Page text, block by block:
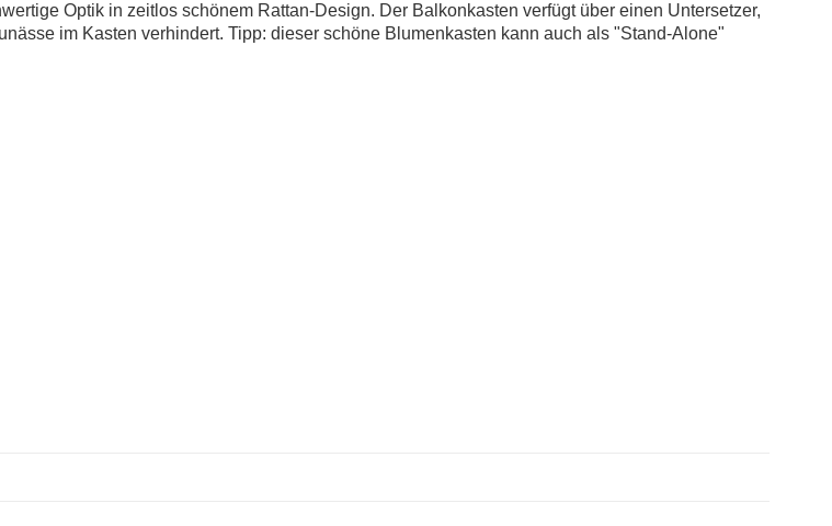
Optik in zeitlos schönem Rattan-Design. Der Balkonkasten verfügt über einen Untersetzer,
im Kasten verhindert. Tipp: dieser schöne Blumenkasten kann auch als "Stand-Alone"